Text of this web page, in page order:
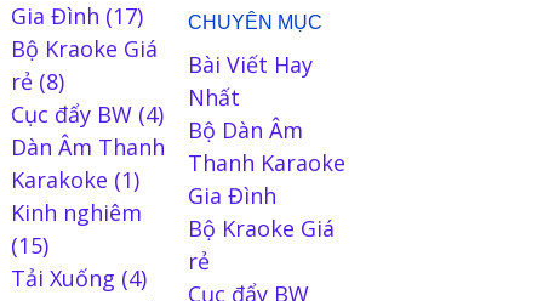
Gia Đình (17)
Bộ Kraoke Giá
rẻ(8)
Cục đẩy BW(4)
Dàn Âm Thanh
Karakoke (1)
Kinh nghiêm
(15)
Tải Xuống (4)
CHUYÊN MỤC
Bài Viết Hay
Nhất
Bộ Dàn Âm
Thanh Karaoke
Gia Đình
Bộ Kraoke Giá
rẻ
Cục đẩy BW